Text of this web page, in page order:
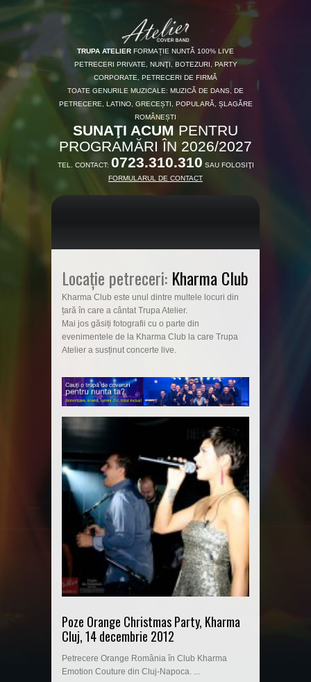
TRUPA ATELIER FORMAȚIE NUNTĂ 100% LIVE
PETRECERI PRIVATE, NUNŢI, BOTEZURI, PARTY
CORPORATE, PETRECERI DE FIRMĂ
TOATE GENURILE MUZICALE: MUZICĂ DE DANS, DE
PETRECERE, LATINO, GRECEȘTI, POPULARĂ, ȘLAGĂRE
ROMÂNEȘTI
SUNAŢI ACUM PENTRU
PROGRAMĂRI ÎN 2026/2027
TEL. CONTACT: 0723.310.310 SAU FOLOSIŢI
FORMULARUL DE CONTACT
Locație petreceri: Kharma Club
Kharma Club este unul dintre multele locuri din
țară în care a cântat Trupa Atelier.
Mai jos găsiți fotografii cu o parte din
evenimentele de la Kharma Club la care Trupa
Atelier a susținut concerte live.
Poze Orange Christmas Party, Kharma
Cluj, 14 decembrie 2012
Petrecere Orange România în Club Kharma
Emotion Couture din Cluj-Napoca. ...